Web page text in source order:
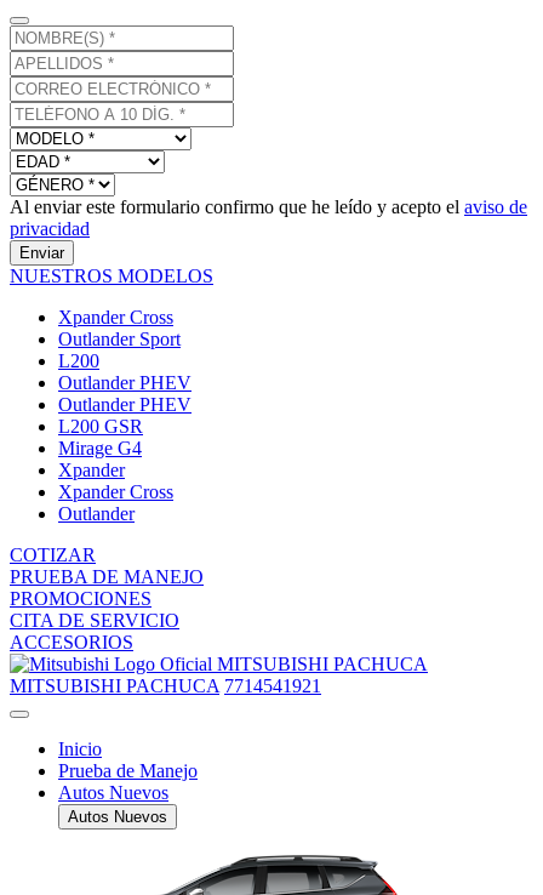
Al enviar este formulario confirmo que he leído y acepto el aviso de
privacidad
Enviar
NUESTROS MODELOS
Xpander Cross
Outlander Sport
L200
Outlander PHEV
Outlander PHEV
L200 GSR
Mirage G4
Xpander
Xpander Cross
Outlander
COTIZAR
PRUEBA DE MANEJO
PROMOCIONES
CITA DE SERVICIO
ACCESORIOS
MITSUBISHI PACHUCA
MITSUBISHI PACHUCA 7714541921
Inicio
Prueba de Manejo
Autos Nuevos
Autos Nuevos